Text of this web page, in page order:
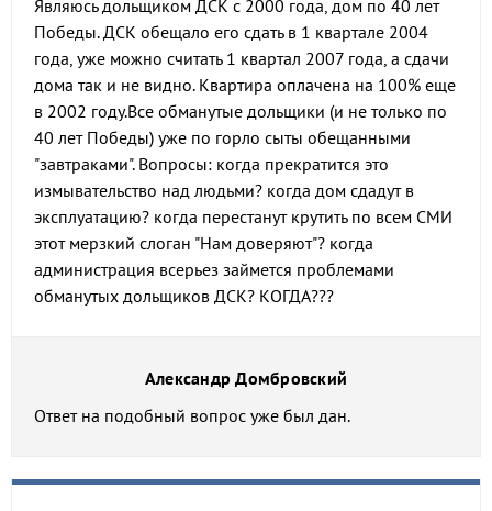
Являюсь дольщиком ДСК с 2000 года, дом по 40 лет
Победы. ДСК обещало его сдать в 1 квартале 2004
года, уже можно считать 1 квартал 2007 года, а сдачи
дома так и не видно. Квартира оплачена на 100% еще
в 2002 году.Все обманутые дольщики (и не только по
40 лет Победы) уже по горло сыты обещанными
"завтраками". Вопросы: когда прекратится это
измывательство над людьми? когда дом сдадут в
эксплуатацию? когда перестанут крутить по всем СМИ
этот мерзкий слоган "Нам доверяют"? когда
администрация всерьез займется проблемами
обманутых дольщиков ДСК? КОГДА???
Александр Домбровский
Ответ на подобный вопрос уже был дан.